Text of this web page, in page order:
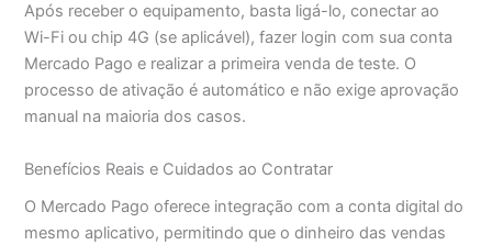
Após receber o equipamento, basta ligá-lo, conectar ao
Wi-Fi ou chip 4G (se aplicável), fazer login com sua conta
Mercado Pago e realizar a primeira venda de teste. O
processo de ativação é automático e não exige aprovação
manual na maioria dos casos.
Benefícios Reais e Cuidados ao Contratar
O Mercado Pago oferece integração com a conta digital do
mesmo aplicativo, permitindo que o dinheiro das vendas